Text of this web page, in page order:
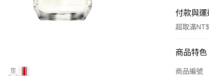
付款與運
超取滿
付款方式
信用卡一次
商品特色
商品編號